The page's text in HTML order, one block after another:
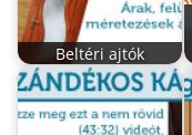
Beltéri ajtók